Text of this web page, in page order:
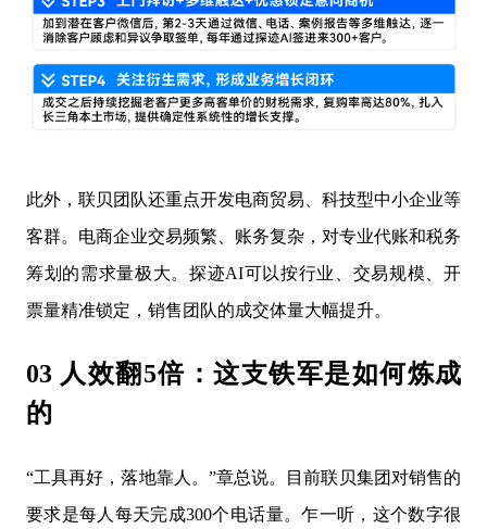
此外，联贝团队还重点开发电商贸易、科技型中小企业等
客群。电商企业交易频繁、账务复杂，对专业代账和税务
筹划的需求量极大。探迹AI可以按行业、交易规模、开
票量精准锁定，销售团队的成交体量大幅提升。
03 人效翻5倍：这支铁军是如何炼成
的
“工具再好，落地靠人。”章总说。目前联贝集团对销售的
要求是每人每天完成300个电话量。乍一听，这个数字很